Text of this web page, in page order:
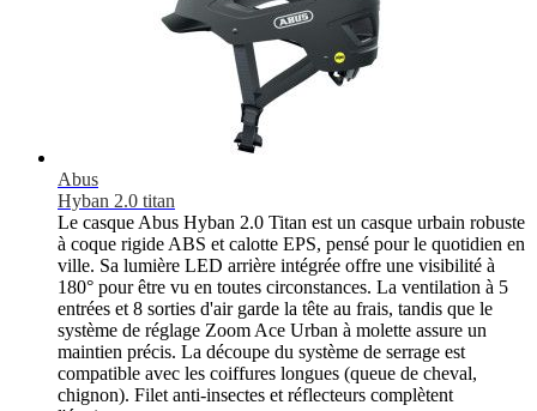
Abus
Hyban 2.0 titan
Le casque Abus Hyban 2.0 Titan est un casque urbain robuste
à coque rigide ABS et calotte EPS, pensé pour le quotidien en
ville. Sa lumière LED arrière intégrée offre une visibilité à
180° pour être vu en toutes circonstances. La ventilation à 5
entrées et 8 sorties d'air garde la tête au frais, tandis que le
système de réglage Zoom Ace Urban à molette assure un
maintien précis. La découpe du système de serrage est
compatible avec les coiffures longues (queue de cheval,
chignon). Filet anti-insectes et réflecteurs complètent